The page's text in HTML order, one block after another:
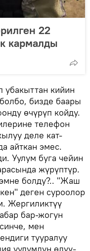
22
кармалды
убакыттан кийин
бизде баары
өчүрүп койду.
телефон
деле кат-
айткан эмес.
Уулум буга чейин
жүрүптүр.
болду?.. "Жаш
деген суроолор
Жергиликтүү
бар-жогун
мен
тууралуу
уулумдун өлүү-